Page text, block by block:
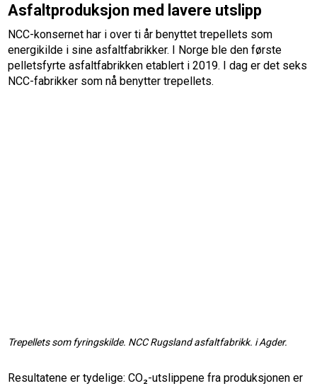
Asfaltproduksjon med lavere utslipp
NCC-konsernet har i over ti år benyttet trepellets som
energikilde i sine asfaltfabrikker. I Norge ble den første
pelletsfyrte asfaltfabrikken etablert i 2019. I dag er det seks
NCC-fabrikker som nå benytter trepellets.
Trepellets som fyringskilde. NCC Rugsland asfaltfabrikk. i Agder.
Resultatene er tydelige: CO₂-utslippene fra produksjonen er